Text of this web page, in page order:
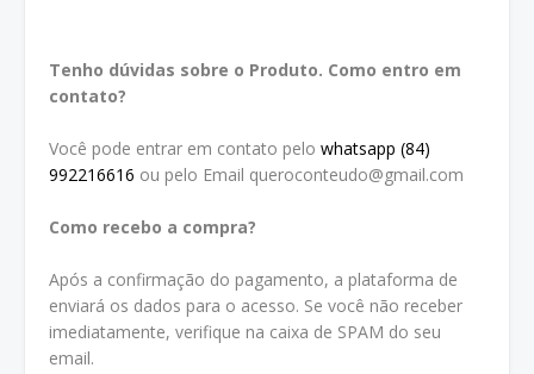
Tenho dúvidas sobre o Produto. Como entro em
contato?
Você pode entrar em contato pelo whatsapp (84)
992216616 ou pelo Email queroconteudo@gmail.com
Como recebo a compra?
Após a confirmação do pagamento, a plataforma de
enviará os dados para o acesso. Se você não receber
imediatamente, verifique na caixa de SPAM do seu
email.